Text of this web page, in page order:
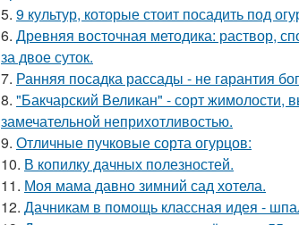
5. 9 культур, которые стоит посадить под
6. Древняя восточная методика: раствор,
за двое суток.
7. Ранняя посадка рассады - не гарантия
8. "Бакчарский Великан" - сорт
замечательной неприхотливостью.
9. Отличные пучковые сорта огурцов:
10. В копилку дачных полезностей.
11. Моя мама давно зимний сад хотела.
12. Дачникам в помощь классная идея -